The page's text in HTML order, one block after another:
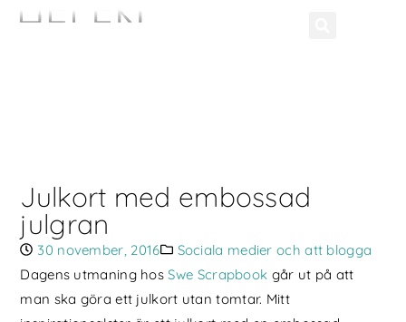
Julkort med embossad
julgran
30 november, 2016
Sociala medier och att blogga
Dagens utmaning hosSwe Scrapbook går ut på att
man ska göra ett julkort utan tomtar. Mitt